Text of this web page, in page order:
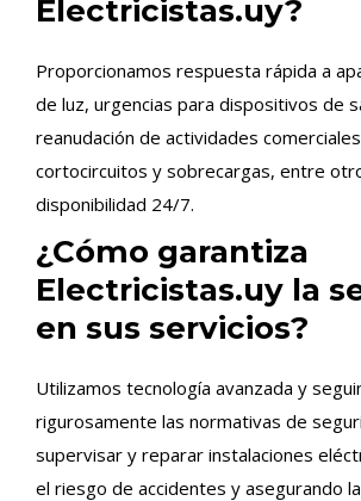
Electricistas.uy?
Proporcionamos respuesta rápida a
de luz, urgencias para dispositivos de
reanudación de actividades
cortocircuitos y sobrecargas, entre
disponibilidad 24/7.
¿Cómo garantiza
Electricistas.uy la
en sus servicios?
Utilizamos tecnología avanzada y
rigurosamente las normativas de
supervisar y reparar instalaciones
el riesgo de accidentes y asegurando